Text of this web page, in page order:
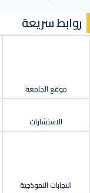
روابط سريعة
موقع الجامعة
الاستشارات
الاجابات النموذجية